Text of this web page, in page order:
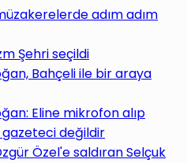
adım adım
Şehri seçildi
Bahçeli ile bir araya
Eline mikrofon alıp
gazeteci değildir
Özel'e saldıran Selçuk